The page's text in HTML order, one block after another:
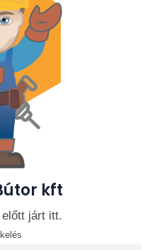
kft
járt itt.